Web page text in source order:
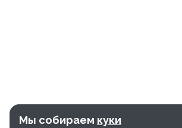
Мы собираем куки